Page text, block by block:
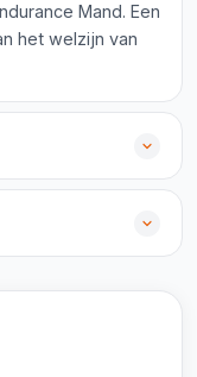
Mand. Een
het welzijn van